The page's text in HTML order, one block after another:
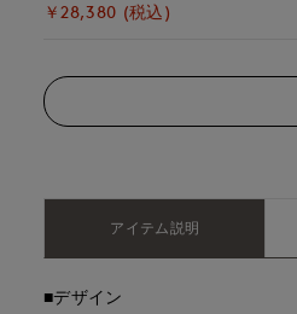
￥28,380 (税込)
アイテム説明
■デザイン